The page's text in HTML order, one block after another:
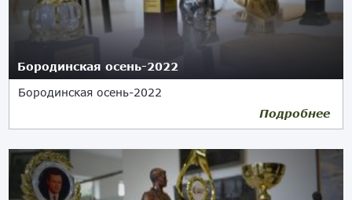
Бородинская осень-2022
Бородинская осень-2022
Подробнее